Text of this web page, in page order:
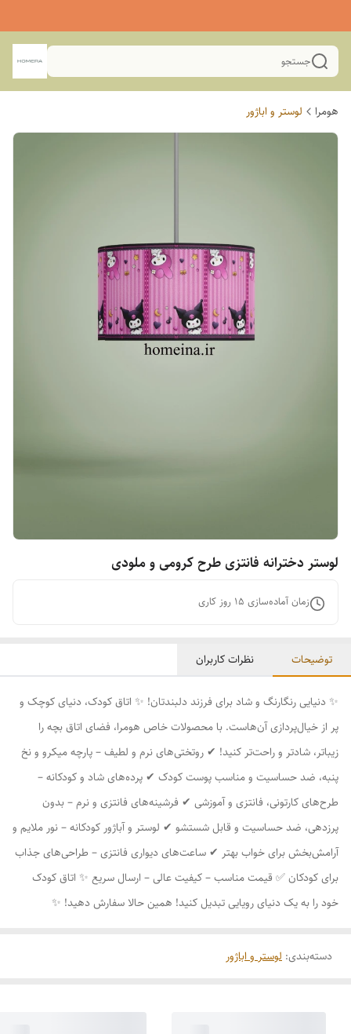
جستجو
هومرا لوستر و اباژور
لوستر دخترانه فانتزی طرح کرومی و ملودی
زمان آماده‌سازی 15 روز کاری
توضیحات نظرات کاربران
✨ دنیایی رنگارنگ و شاد برای فرزند دلبندتان! ✨ اتاق کودک، دنیای کوچک و
پر از خیال‌پردازی آن‌هاست. با محصولات خاص هومرا، فضای اتاق بچه را
زیباتر، شادتر و راحت‌تر کنید! ✔ روتختی‌های نرم و لطیف – پارچه میکرو و نخ
پنبه، ضد حساسیت و مناسب پوست کودک ✔ پرده‌های شاد و کودکانه –
طرح‌های کارتونی، فانتزی و آموزشی ✔ فرشینه‌های فانتزی و نرم – بدون
پرزدهی، ضد حساسیت و قابل شستشو ✔ لوستر و آباژور کودکانه – نور ملایم و
آرامش‌بخش برای خواب بهتر ✔ ساعت‌های دیواری فانتزی – طراحی‌های جذاب
برای کودکان ✅ قیمت مناسب – کیفیت عالی – ارسال سریع ✨ اتاق کودک
خود را به یک دنیای رویایی تبدیل کنید! همین حالا سفارش دهید! ✨
دسته‌بندی: لوستر و اباژور